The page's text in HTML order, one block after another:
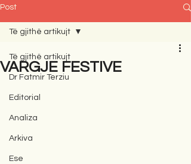
Post
Të gjithë artikujt
Dr Fatmir Terziu
Editorial
Analiza
Arkiva
Ese
Të gjithë artikujt
VARGJE FESTIVE